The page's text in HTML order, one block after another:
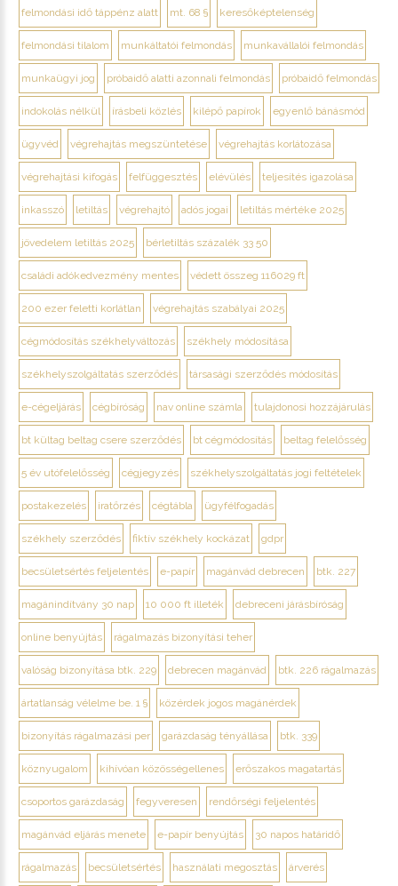
felmondási idő táppénz alatt mt. 68 § keresőképtelenség
felmondási tilalom munkáltatói felmondás munkavállalói felmondás
munkaügyi jog próbaidő alatti azonnali felmondás próbaidő felmondás
indokolás nélkül írásbeli közlés kilépő papírok egyenlő bánásmód
ügyvéd végrehajtás megszüntetése végrehajtás korlátozása
végrehajtási kifogás felfüggesztés elévülés teljesítés igazolása
inkasszó letiltás végrehajtó adós jogai letiltás mértéke 2025
jövedelem letiltás 2025 bérletiltás százalék 33 50
családi adókedvezmény mentes védett összeg 116029 ft
200 ezer feletti korlátlan végrehajtás szabályai 2025
cégmódosítás székhelyváltozás székhely módosítása
székhelyszolgáltatás szerződés társasági szerződés módosítás
e-cégeljárás cégbíróság nav online számla tulajdonosi hozzájárulás
bt kültag beltag csere szerződés bt cégmódosítás beltag felelősség
5 év utófelelősség cégjegyzés székhelyszolgáltatás jogi feltételek
postakezelés iratőrzés cégtábla ügyfélfogadás
székhely szerződés fiktív székhely kockázat gdpr
becsületsértés feljelentés e-papír magánvád debrecen btk. 227
magánindítvány 30 nap 10 000 ft illeték debreceni járásbíróság
online benyújtás rágalmazás bizonyítási teher
valóság bizonyítása btk. 229 debrecen magánvád btk. 226 rágalmazás
ártatlanság vélelme be. 1 § közérdek jogos magánérdek
bizonyítás rágalmazási per garázdaság tényállása btk. 339
köznyugalom kihívóan közösségellenes erőszakos magatartás
csoportos garázdaság fegyveresen rendőrségi feljelentés
magánvád eljárás menete e-papír benyújtás 30 napos határidő
rágalmazás becsületsértés használati megosztás árverés